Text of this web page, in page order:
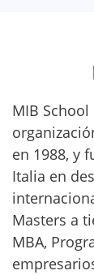
MIB
en 1988, y
Italia en
Masters a
MBA,